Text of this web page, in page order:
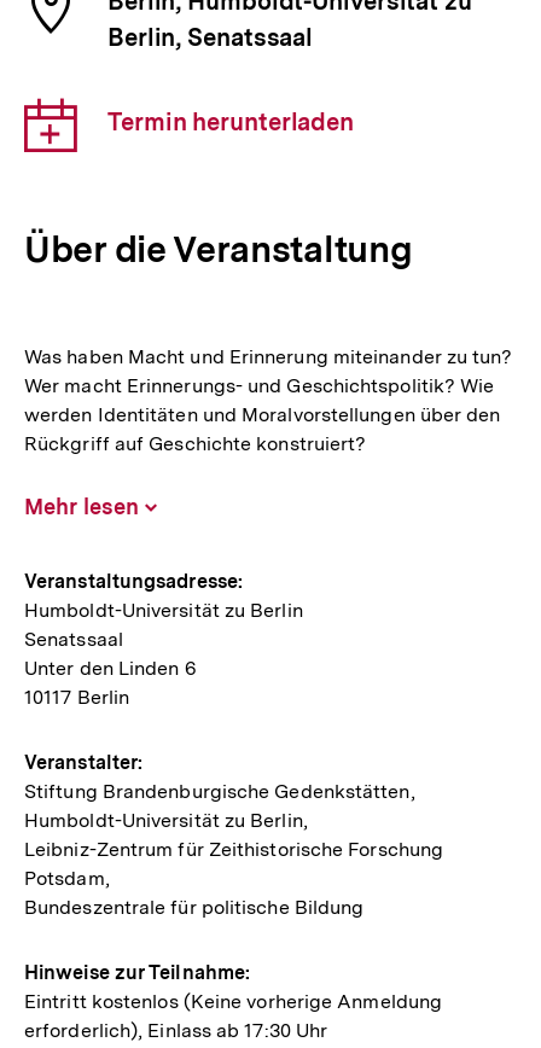
der
Veranstaltung
Berlin, Senatssaal
Download-
Link:
Termin herunterladen
Über die Veranstaltung
Was haben Macht und Erinnerung miteinander zu tun?
Wer macht Erinnerungs- und Geschichtspolitik? Wie
werden Identitäten und Moralvorstellungen über den
Rückgriff auf Geschichte konstruiert?
Mehr lesen
Hinweise
zur
Veranstaltung
Veranstaltungsadresse:
Humboldt-Universität zu Berlin
Senatssaal
Unter den Linden 6
10117 Berlin
Veranstalter:
Stiftung Brandenburgische Gedenkstätten,
Humboldt-Universität zu Berlin,
Leibniz-Zentrum für Zeithistorische Forschung
Potsdam,
Bundeszentrale für politische Bildung
Hinweise zur Teilnahme:
Eintritt kostenlos (Keine vorherige Anmeldung
erforderlich), Einlass ab 17:30 Uhr